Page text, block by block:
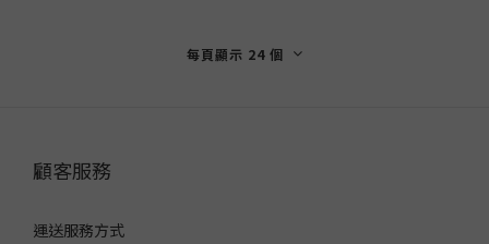
每頁顯示 24 個
顧客服務
運送服務方式